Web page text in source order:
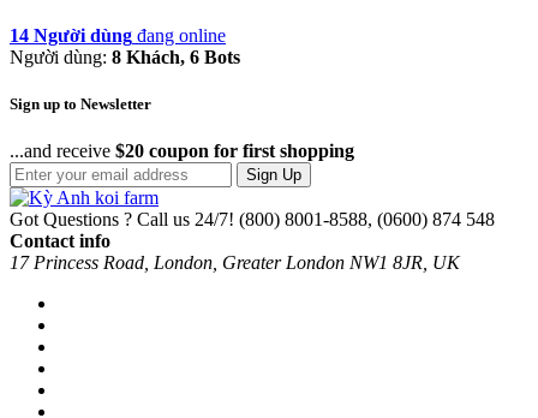
14 Người dùng đang online
Người dùng: 8 Khách, 6 Bots
Sign up to Newsletter
...and receive $20 coupon for first shopping
Sign Up
Got Questions ? Call us 24/7! (800) 8001-8588, (0600) 874 548
Contact info
17 Princess Road, London, Greater London NW1 8JR, UK